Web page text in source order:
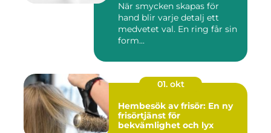
När smycken skapas för
hand blir varje detalj ett
medvetet val. En ring får sin
form...
01. okt
Hembesök av frisör: En ny
frisörtjänst för
bekvämlighet och lyx